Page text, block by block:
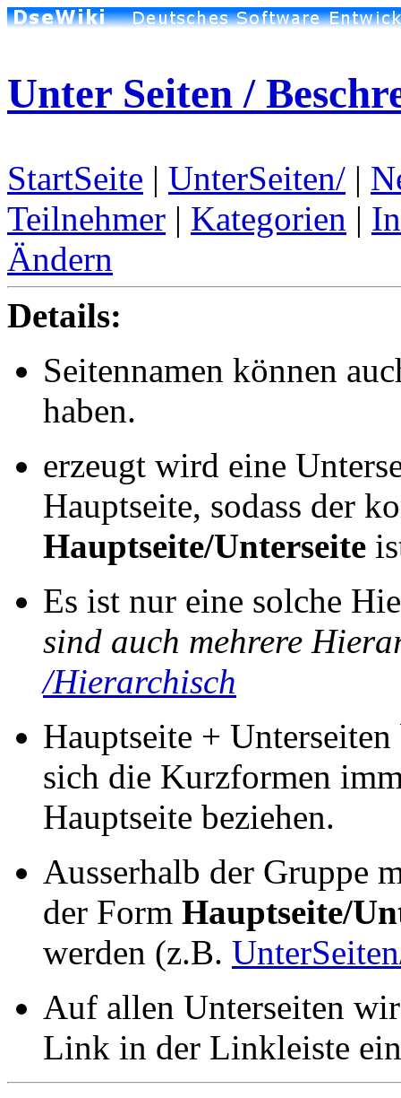
Unter Seiten /
StartSeite | UnterSeiten/ |
Teilnehmer | Kategorien |
Ändern
Details:
Seitennamen können
haben.
erzeugt wird eine
Hauptseite, sodass der
Hauptseite/Unterseite
Es ist nur eine solche
sind auch mehrere
/Hierarchisch
Hauptseite +
sich die Kurzformen
Hauptseite beziehen.
Ausserhalb der Gruppe
der Form Hauptseite/
werden (z.B.
Auf allen Unterseiten
Link in der Linkleiste